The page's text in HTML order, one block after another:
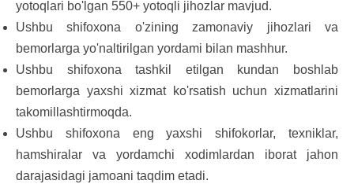
yotoqlari bo'lgan 550+ yotoqli jihozlar mavjud.
Ushbu shifoxona o'zining zamonaviy jihozlari va
bemorlarga yo'naltirilgan yordami bilan mashhur.
Ushbu shifoxona tashkil etilgan kundan boshlab
bemorlarga yaxshi xizmat ko'rsatish uchun xizmatlarini
takomillashtirmoqda.
Ushbu shifoxona eng yaxshi shifokorlar, texniklar,
hamshiralar va yordamchi xodimlardan iborat jahon
darajasidagi jamoani taqdim etadi.